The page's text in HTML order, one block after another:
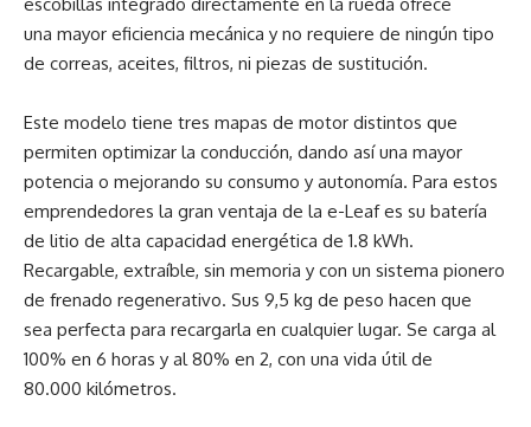
una mayor eficiencia mecánica y no requiere de ningún tipo
de correas, aceites, filtros, ni piezas de sustitución.
Este modelo tiene tres mapas de motor distintos que
permiten optimizar la conducción, dando así una mayor
potencia o mejorando su consumo y autonomía. Para estos
emprendedores la gran ventaja de la e-Leafes su batería
de litio de alta capacidad energética de 1.8 kWh.
Recargable, extraíble, sin memoria y con un sistema pionero
de frenado regenerativo. Sus 9,5 kg de peso hacen que
sea perfecta para recargarla en cualquier lugar. Se carga al
100% en 6 horas y al 80% en 2, con una vida útil de
80.000 kilómetros.